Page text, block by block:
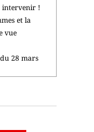
intervenir !
et la
vue
28 mars